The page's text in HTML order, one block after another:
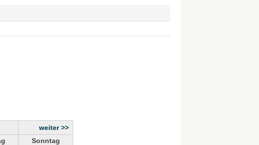
weiter >>
Sonntag